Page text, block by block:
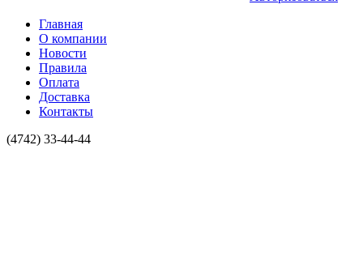
Главная
О компании
Новости
Правила
Оплата
Доставка
Контакты
(4742) 33-44-44